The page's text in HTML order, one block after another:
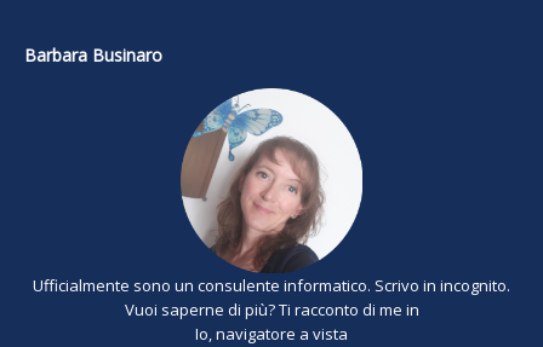
Barbara Businaro
Ufficialmente sono un consulente informatico. Scrivo in incognito.
Vuoi saperne di più? Ti racconto di me in
Io, navigatore a vista